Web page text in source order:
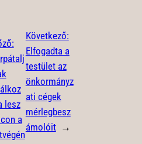
lesz
a
Következő:
Elfogadta a
testület az
önkormányz
ati cégek
mérlegbesz
ámolóit →